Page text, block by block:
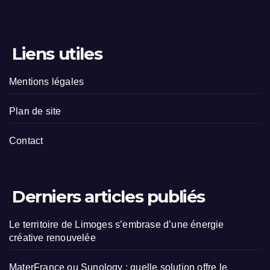
Liens utiles
Mentions légales
Plan de site
Contact
Derniers articles publiés
Le territoire de Limoges s’embrase d’une énergie
créative renouvelée
MaterFrance ou Sunology : quelle solution offre le